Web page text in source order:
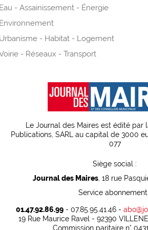
- Assainissement - Énergie
- Habitat - Logement
- Réseaux - Transport
Le Journal des Maires est édité par
Publications, SARL au capital de 3000
077
Siège social :
Journal des Maires, 18 rue
Service abonnement
01.47.92.86.99- 07.85.95.41.46 -
19 Rue Maurice Ravel - 92390
Commission paritaire n°